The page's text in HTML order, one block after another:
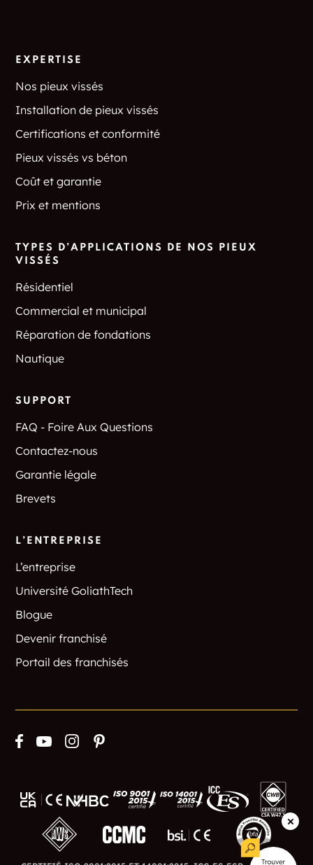
EXPERTISE
Nos pieux vissés
Installation de pieux vissés
Certifications et conformité
Pieux vissés vs béton
Coût et garantie
Prix et mentions
TYPES D’APPLICATIONS DE NOS PIEUX
VISSÉS
Résidentiel
Commercial et municipal
Réparation de fondations
Nautique
SUPPORT
FAQ - Foire Aux Questions
Contactez-nous
Garantie légale
Brevets
L’ENTREPRISE
L’entreprise
Université GoliathTech
Blogue
Devenir franchisé
Portail des franchisés